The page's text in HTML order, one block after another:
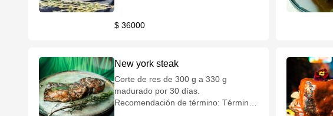
elección, salsa de la casa y/o
$ 36000
New york steak
Corte de res de 300 g a 330 g
madurado por 30 días.
Recomendación de término: Término